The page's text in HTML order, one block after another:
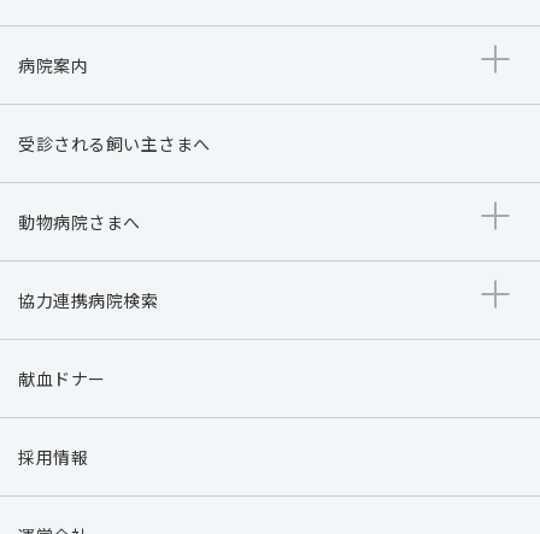
病院案内
受診される飼い主さまへ
動物病院さまへ
協力連携病院検索
献血ドナー
採用情報